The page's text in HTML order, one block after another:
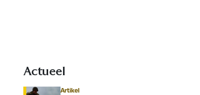
Actueel
Artikel